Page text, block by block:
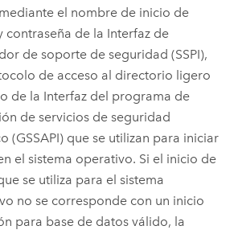
el nombre de inicio de
contraseña de la Interfaz de
de soporte de seguridad (SSPI),
de acceso al directorio ligero
o de la Interfaz del programa de
de servicios de seguridad
(GSSAPI) que se utilizan para iniciar
el sistema operativo. Si el inicio de
se utiliza para el sistema
no se corresponde con un inicio
para base de datos válido, la